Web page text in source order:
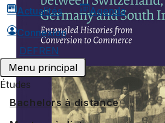
Actualités
Agenda
Connexion
DEFREN
Menu principal
Études
Bachelors à distance